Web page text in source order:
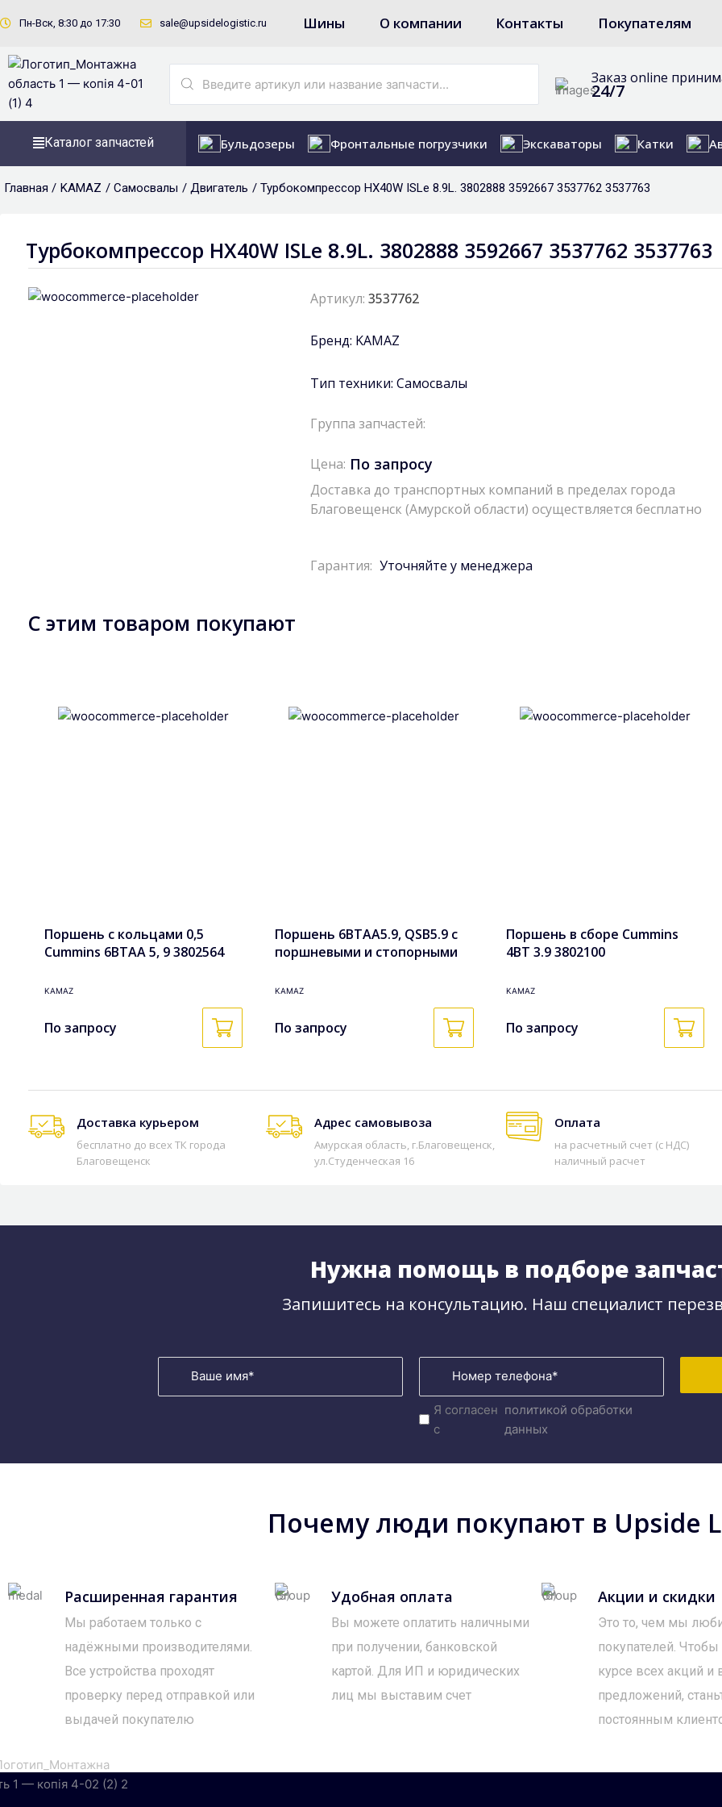
к
Пн-Вск, 8:30 до 17:30 sale@upsidelogistic.ru Шины О компании Контакты Покупателям
Заказ online
24/7
Каталог запчастей Бульдозеры Фронтальные погрузчики Экскаваторы Катки
Главная / KAMAZ / Самосвалы / Двигатель / Турбокомпрессор HX40W ISLe 8.9L. 3802888 3592667 3537762 3537763
Турбокомпрессор HX40W ISLe 8.9L. 3802888 3592667 3537762 3537763
Артикул: 3537762
Бренд: KAMAZ
Тип техники: Самосвалы
Группа запчастей:
Цена: По запросу
Доставка до транспортных компаний в пределах города
Благовещенск (Амурской области) осуществляется бесплатно
Гарантия: Уточняйте у менеджера
С этим товаром покупают
Поршень с кольцами 0,5
Cummins 6BTAA 5, 9 3802564
KAMAZ
По запросу
Поршень 6BTAA5.9, QSB5.9 с
поршневыми и стопорными
3802927k
KAMAZ
По запросу
Поршень в сборе Cummins
4BT 3.9 3802100
KAMAZ
По запросу
Доставка курьером
бесплатно до всех ТК города
Благовещенск
Адрес самовывоза
Амурская область, г.Благовещенск,
ул.Студенческая 16
Оплата
на расчетный счет (с НДС)
наличный расчет
Нужна помощь в подборе
Запишитесь на консультацию. Наш специалист
Я согласен
с
политикой обработки
данных
Почему люди покупают в Upside
Расширенная гарантия
Мы работаем только с
надёжными производителями.
Все устройства проходят
проверку перед отправкой или
выдачей покупателю
Удобная оплата
Вы можете оплатить наличными
при получении, банковской
картой. Для ИП и юридических
лиц мы выставим счет
Акции и скидки
Это то, чем мы
покупателей.
курсе всех акций и
предложений,
постоянным